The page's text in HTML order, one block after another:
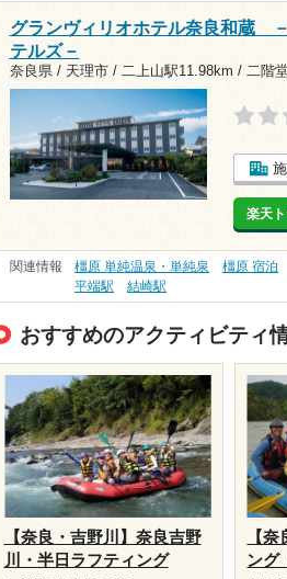
グランヴィリオホテル奈良和蔵
テルズ－
奈良県 / 天理市 / 二上山駅11.98km / 二階
楽天
関連情報 橿原 単純温泉・単純泉 橿原 宿泊
平端駅
結崎駅
おすすめのアクティビティ
【奈良・吉野川】奈良吉野
川・半日ラフティング
【
ング